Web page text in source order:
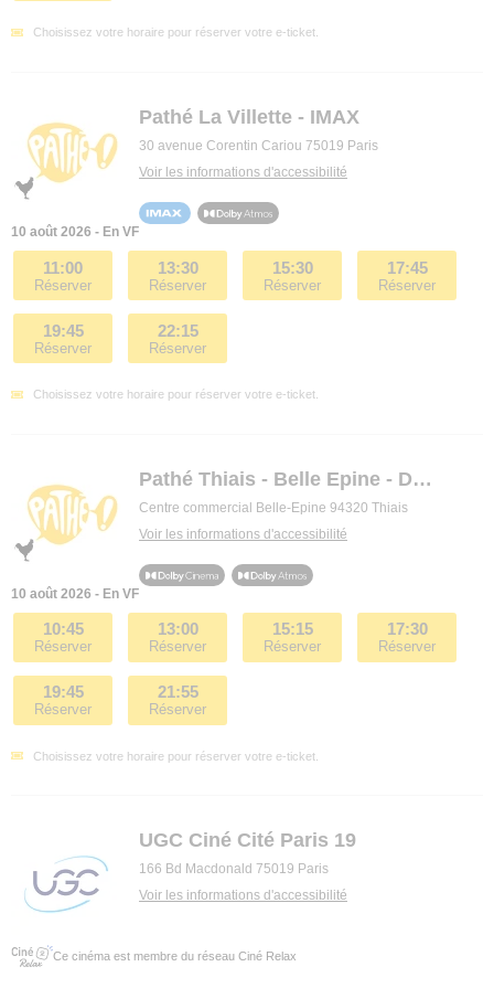
Choisissez votre horaire pour réserver votre e-ticket.
Pathé La Villette - IMAX
30 avenue Corentin Cariou 75019 Paris
Voir les informations d'accessibilité
10 août 2026 - En VF
11:00
Réserver
13:30
Réserver
15:30
Réserver
17:45
Réserver
19:45
Réserver
22:15
Réserver
Choisissez votre horaire pour réserver votre e-ticket.
Pathé Thiais - Belle Epine - Dolby Cinema
Centre commercial Belle-Epine 94320 Thiais
Voir les informations d'accessibilité
10 août 2026 - En VF
10:45
Réserver
13:00
Réserver
15:15
Réserver
17:30
Réserver
19:45
Réserver
21:55
Réserver
Choisissez votre horaire pour réserver votre e-ticket.
UGC Ciné Cité Paris 19
166 Bd Macdonald 75019 Paris
Voir les informations d'accessibilité
Ce cinéma est membre du réseau Ciné Relax